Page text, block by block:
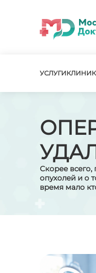
УСЛУГИ
Скорее
опухолей и о
время мало